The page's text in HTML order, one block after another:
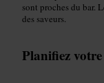
sont proches du bar.
des saveurs.
Planifiez